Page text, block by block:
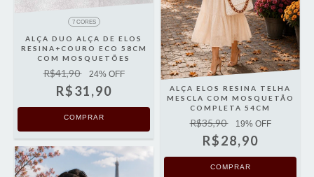
7 CORES
ALÇA DUO ALÇA DE ELOS
RESINA+COURO ECO 58CM
COM MOSQUETÕES
R$41,90 24% OFF
R$31,90
COMPRAR
ALÇA ELOS RESINA TELHA
MESCLA COM MOSQUETÃO
COMPLETA 54CM
R$35,90 19% OFF
R$28,90
COMPRAR